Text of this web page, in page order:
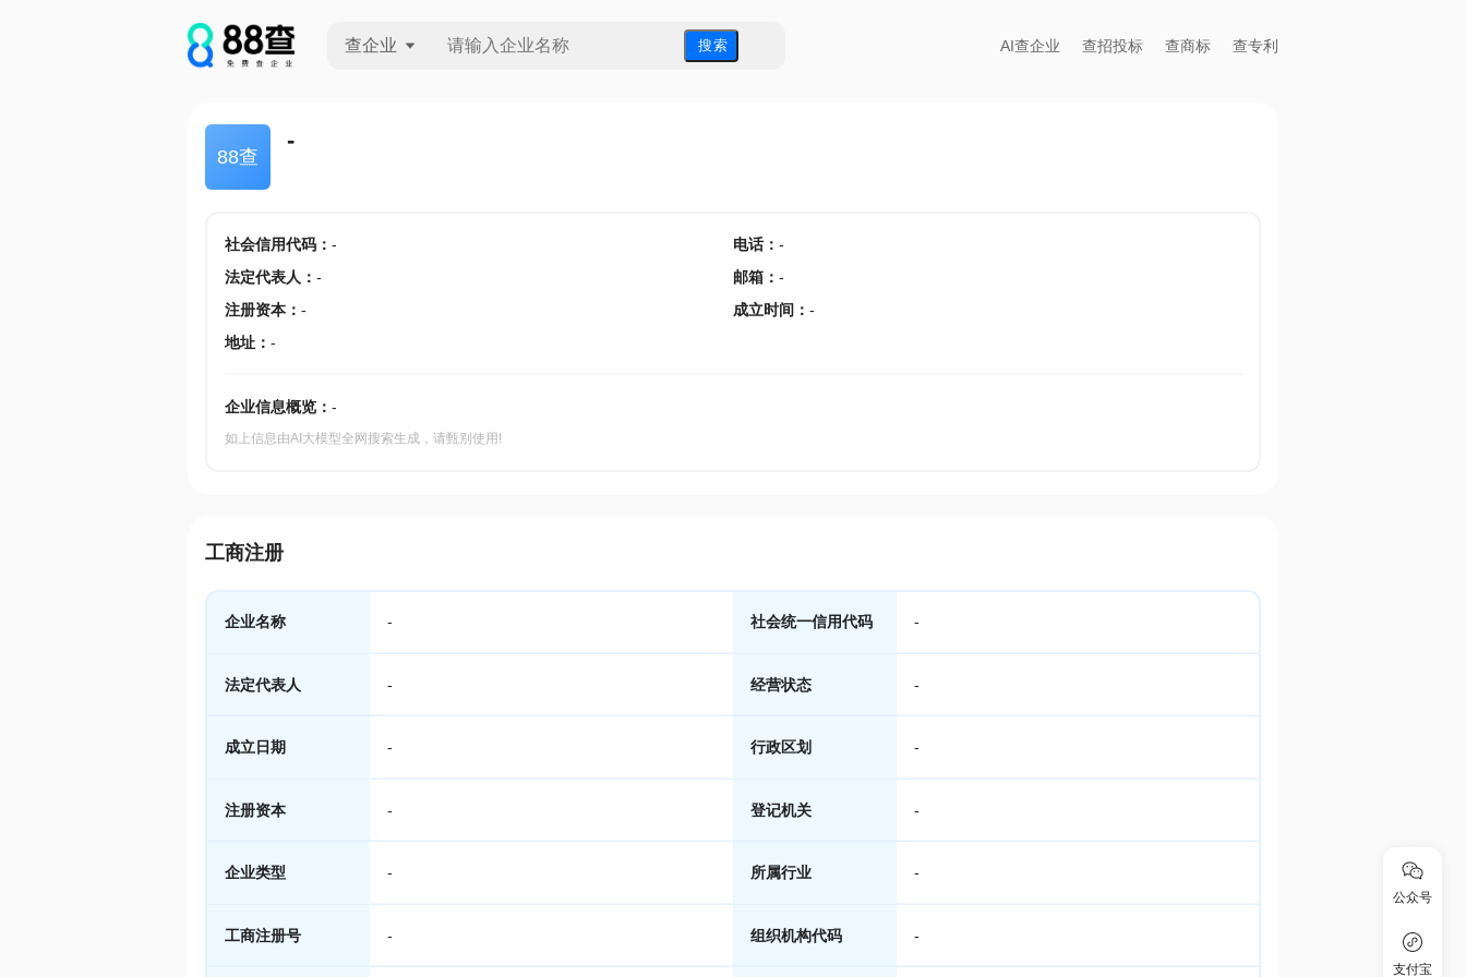
查企业 搜 索 AI查企业 查招投标 查商标 查专利
88查
-
社会信用代码： - 电话： -
法定代表人 ： - 邮箱 ： -
注册资本： - 成立时间 ： -
地址： -
企业信息概览： -
如上信息由AI大模型全网搜索生成，请甄别使用!
工商注册
企业名称 - 社会统一信用代码 -
法定代表人 - 经营状态 -
成立日期 - 行政区划 -
注册资本 - 登记机关 -
企业类型 - 所属行业 -
工商注册号 - 组织机构代码 -
公众号
支付宝